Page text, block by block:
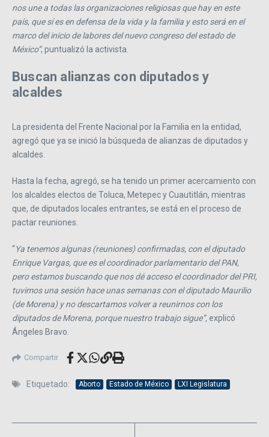
nos une a todas las organizaciones religiosas que hay en este
país, que sí es en defensa de la vida y la familia y esto será en el
marco del inicio de labores del nuevo congreso del estado de
México”, puntualizó la activista.
Buscan alianzas con diputados y
alcaldes
La presidenta del Frente Nacional por la Familia en la entidad,
agregó que ya se inició la búsqueda de alianzas de diputados y
alcaldes.
Hasta la fecha, agregó, se ha tenido un primer acercamiento con
los alcaldes electos de Toluca, Metepec y Cuautitlán, mientras
que, de diputados locales entrantes, se está en el proceso de
pactar reuniones.
“Ya tenemos algunas (reuniones) confirmadas, con el diputado
Enrique Vargas, que es el coordinador parlamentario del PAN,
pero estamos buscando que nos dé acceso el coordinador del PRI,
tuvimos una sesión hace unas semanas con el diputado Maurilio
(de Morena) y no descartamos volver a reunirnos con los
diputados de Morena, porque nuestro trabajo sigue”,explicó
Ángeles Bravo.
Compartir
Etiquetado: Aborto Estado de México LXI Legislatura